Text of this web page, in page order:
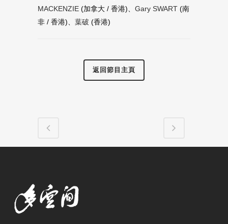
MACKENZIE (加拿大 / 香港)、 Gary SWART (南
非 / 香港)、 葉破 (香港)
返回節目主頁